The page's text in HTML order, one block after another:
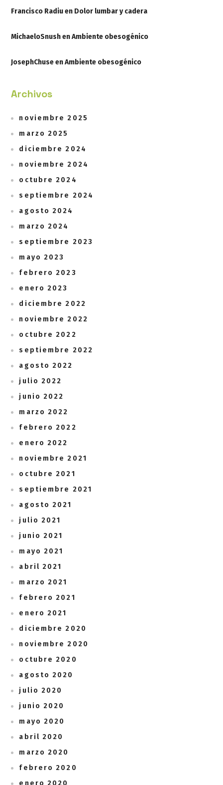
Francisco Radiuen Dolor lumbar y cadera
MichaeloSnushenAmbiente obesogénico
JosephChuseenAmbiente obesogénico
Archivos
noviembre 2025
marzo 2025
diciembre 2024
noviembre 2024
octubre 2024
septiembre 2024
agosto 2024
marzo 2024
septiembre 2023
mayo 2023
febrero 2023
enero 2023
diciembre 2022
noviembre 2022
octubre 2022
septiembre 2022
agosto 2022
julio 2022
junio 2022
marzo 2022
febrero 2022
enero 2022
noviembre 2021
octubre 2021
septiembre 2021
agosto 2021
julio 2021
junio 2021
mayo 2021
abril 2021
marzo 2021
febrero 2021
enero 2021
diciembre 2020
noviembre 2020
octubre 2020
agosto 2020
julio 2020
junio 2020
mayo 2020
abril 2020
marzo 2020
febrero 2020